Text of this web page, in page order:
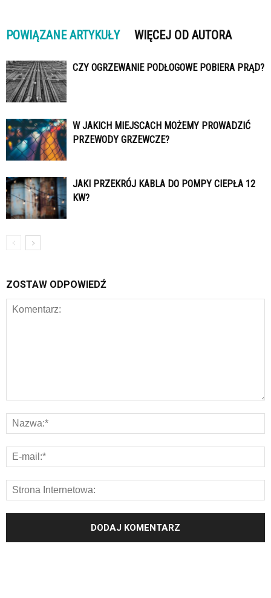
POWIĄZANE ARTYKUŁY WIĘCEJ OD AUTORA
CZY OGRZEWANIE PODŁOGOWE POBIERA PRĄD?
W JAKICH MIEJSCACH MOŻEMY PROWADZIĆ
PRZEWODY GRZEWCZE?
JAKI PRZEKRÓJ KABLA DO POMPY CIEPŁA 12
KW?
ZOSTAW ODPOWIEDŹ